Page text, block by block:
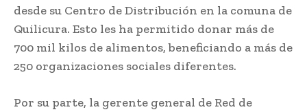
desde su Centro de Distribución en la comuna de
Quilicura. Esto les ha permitido donar más de
700 mil kilos de alimentos, beneficiando a más de
250 organizaciones sociales diferentes.
Por su parte, la gerente general de Red de